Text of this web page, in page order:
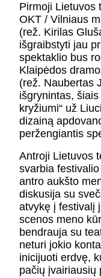
Pirmoji Lietuvos
OKT / Vilniaus
(rež. Kirilas
išgraibstyti jau
spektaklio bus
Klaipėdos
(rež. Naubertas
išgrynintas,
kryžiumi“ už
dizainą
peržengiantis
Antroji Lietuvos
svarbia
antro aukšto
diskusija su
atvykę į festivalį
scenos meno
bendrauja su
neturi jokio
inicijuoti erdvę,
pačių įvairiausių